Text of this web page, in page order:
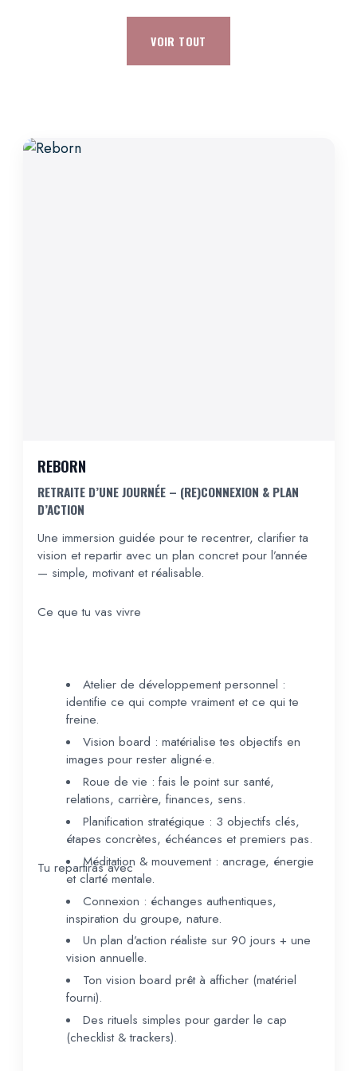
VOIR TOUT
REBORN
RETRAITE D’UNE JOURNÉE – (RE)CONNEXION & PLAN
D’ACTION
Une immersion guidée pour te recentrer, clarifier ta
vision et repartir avec un plan concret pour l’année
— simple, motivant et réalisable.
Ce que tu vas vivre
Atelier de développement personnel :
identifie ce qui compte vraiment et ce qui te
freine.
Vision board : matérialise tes objectifs en
images pour rester aligné·e.
Roue de vie : fais le point sur santé,
relations, carrière, finances, sens.
Planification stratégique : 3 objectifs clés,
étapes concrètes, échéances et premiers pas.
Méditation & mouvement : ancrage, énergie
et clarté mentale.
Connexion : échanges authentiques,
inspiration du groupe, nature.
Tu repartiras avec
Un plan d’action réaliste sur 90 jours + une
vision annuelle.
Ton vision board prêt à afficher (matériel
fourni).
Des rituels simples pour garder le cap
(checklist & trackers).